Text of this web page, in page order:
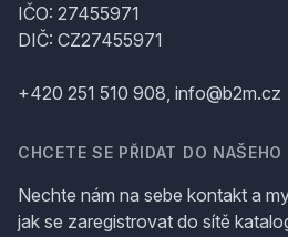
IČO: 27455971
DIČ: CZ27455971
+420 251 510 908, info@b2m.cz
CHCETE SE PŘIDAT DO
Nechte nám na sebe kontakt a
jak se zaregistrovat do sítě